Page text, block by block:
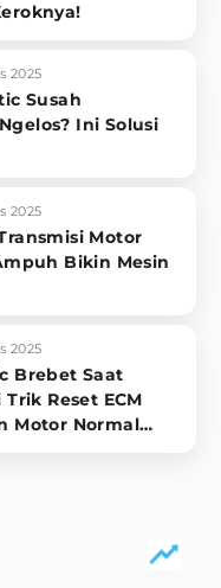
2025
Susah
Ini Solusi
2025
Motor
Bikin Mesin
2025
Brebet Saat
Reset ECM
Motor Normal